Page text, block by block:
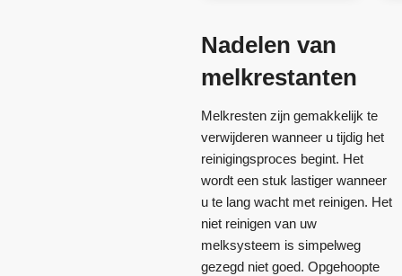
Nadelen van
melkrestanten
Melkresten zijn gemakkelijk te
verwijderen wanneer u tijdig het
reinigingsproces begint. Het
wordt een stuk lastiger wanneer
u te lang wacht met reinigen. Het
niet reinigen van uw
melksysteem is simpelweg
gezegd niet goed. Opgehoopte